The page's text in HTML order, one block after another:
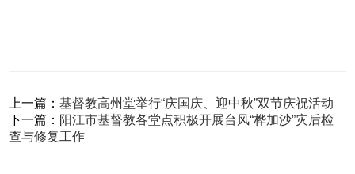
上一篇：基督教高州堂举行“庆国庆、迎中秋”双节庆祝活动
下一篇： 阳江市基督教各堂点积极开展台风“桦加沙”灾后检
查与修复工作